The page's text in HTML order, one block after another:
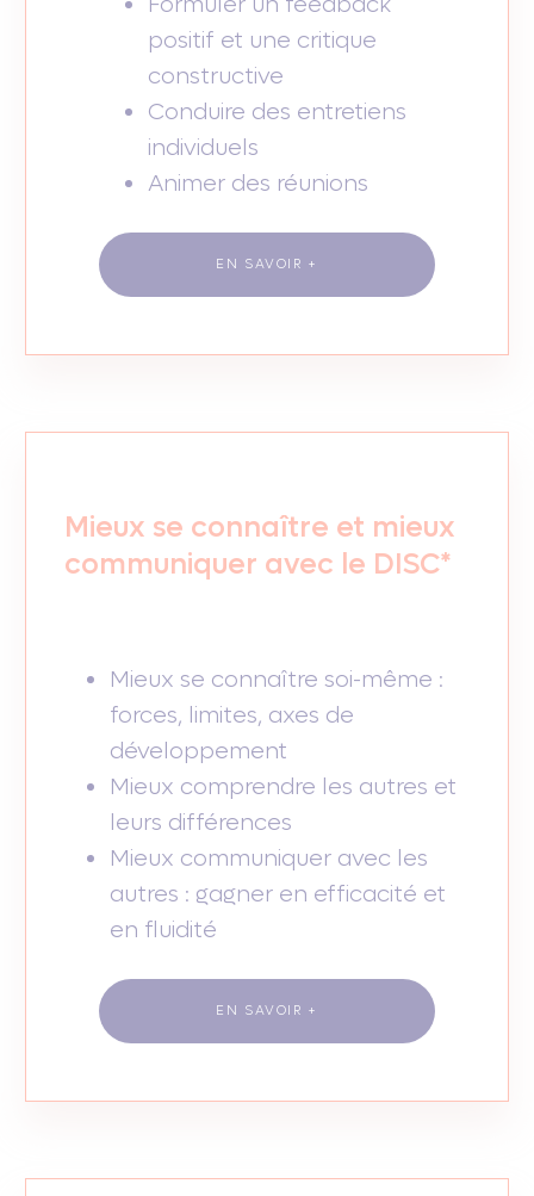
positif et une critique
constructive
Conduire des entretiens
individuels
Animer des réunions
EN SAVOIR +
Mieux se connaître et mieux
communiquer avec le DISC*
Mieux se connaître soi-même :
forces, limites, axes de
développement
Mieux comprendre les autres et
leurs différences
Mieux communiquer avec les
autres : gagner en efficacité et
en fluidité
EN SAVOIR +